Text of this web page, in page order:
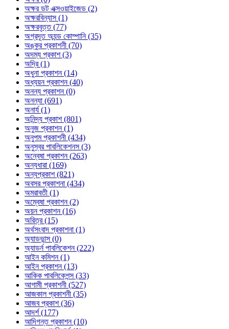
অক্ষর ডট এক্সওয়াইজেড (2)
অক্ষরবিন্যাস (1)
অক্ষরবৃত্ত (77)
অগ্রদূত অ্যন্ড কোম্পানি (35)
অঙ্কুর প্রকাশনী (70)
অদম্য প্রকাশ (3)
অদ্রি (1)
অধুনা প্রকাশন (14)
অধ্যয়ন প্রকাশন (40)
অনন্য প্রকাশন (0)
অনন্যা (691)
অনার্য (1)
অনিন্দ্য প্রকাশ (801)
অনুজ প্রকাশন (1)
অনুপম প্রকাশনী (434)
অনুস্বর পাবলিকেশনস (3)
অন্বেষা প্রকাশন (263)
অন্যধারা (169)
অন্যপ্রকাশ (821)
অবসর প্রকাশনা (434)
অমরাবতী (1)
অম্বেষা প্রকাশন (2)
অয়ন প্রকাশন (16)
অরিত্র (15)
অর্থসংবাদ প্রকাশনা (1)
অ্যাডভান্স (0)
অ্যাডর্ন পাবলিকেশন (222)
আইন কমিশন (1)
আইন প্রকাশন (13)
আকিক পাবলিকেশন্স (33)
আগামী প্রকাশনী (527)
আজকাল প্রকাশনী (35)
আজব প্রকাশ (36)
আদর্শ (177)
আদিগন্ত প্রকাশন (10)